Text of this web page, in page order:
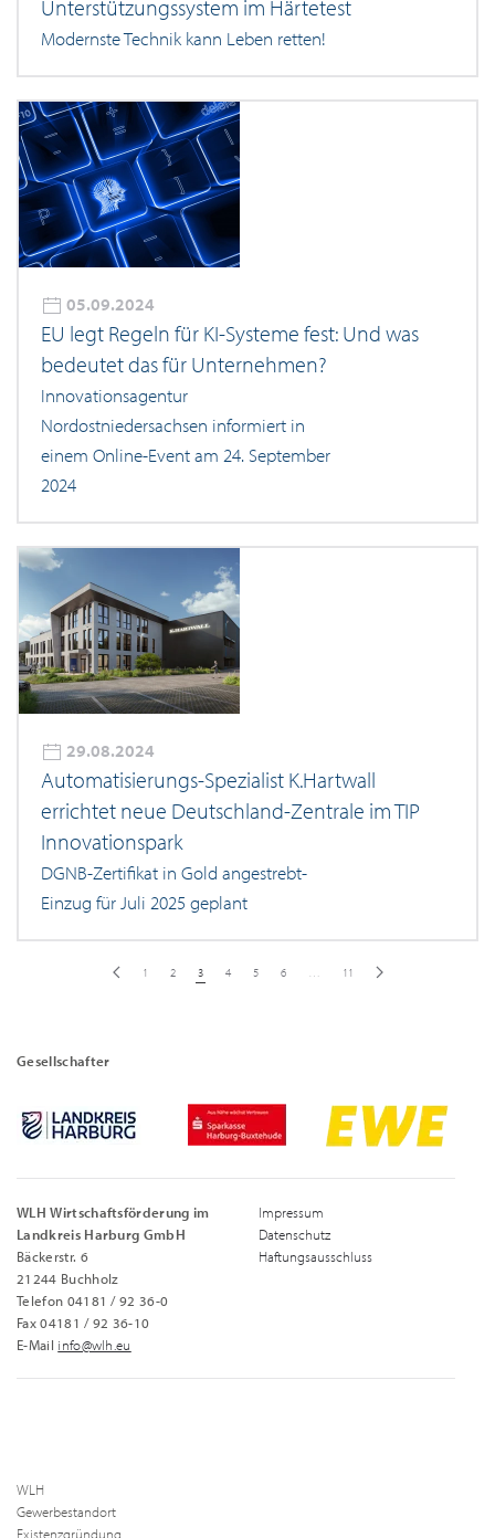
Unterstützungssystem im Härtetest
Modernste Technik kann Leben retten!
05.09.2024
EU legt Regeln für KI-Systeme fest: Und was
bedeutet das für Unternehmen?
Innovationsagentur
Nordostniedersachsen informiert in
einem Online-Event am 24. September
2024
29.08.2024
Automatisierungs-Spezialist K.Hartwall
errichtet neue Deutschland-Zentrale im TIP
Innovationspark
DGNB-Zertifikat in Gold angestrebt-
Einzug für Juli 2025 geplant
1 2 3 4 5 6 11
Gesellschafter
WLH Wirtschaftsförderung im
Landkreis Harburg GmbH
Bäckerstr. 6
21244 Buchholz
Telefon 04181 / 92 36-0
Fax 04181 / 92 36-10
E-Mail info@wlh.eu
Impressum
Datenschutz
Haftungsausschluss
WLH
Gewerbestandort
Existenzgründung